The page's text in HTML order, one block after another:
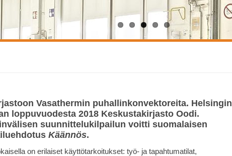
Vasathermin puhallinkonvektoreita. Helsingin
loppuvuodesta 2018 Keskustakirjasto Oodi.
suunnittelukilpailun voitti suomalaisen
Käännös.
on erilaiset käyttötarkoitukset: työ- ja tapahtumatilat,